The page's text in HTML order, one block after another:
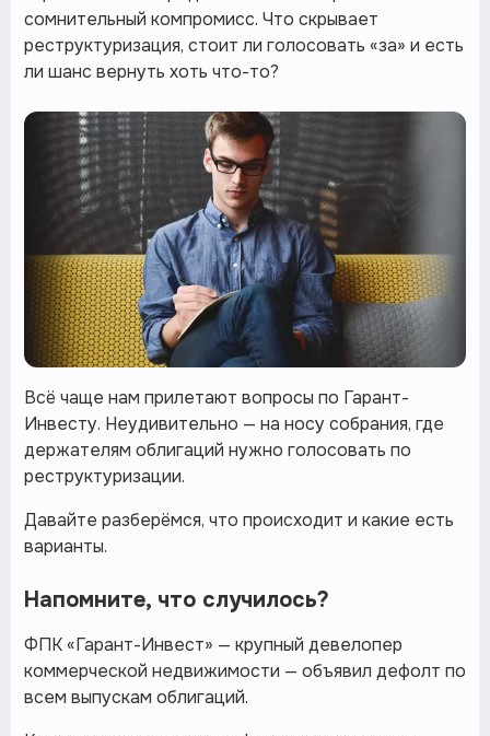
сомнительный компромисс. Что скрывает
реструктуризация, стоит ли голосовать «за» и есть
ли шанс вернуть хоть что-то?
Всё чаще нам прилетают вопросы по Гарант-
Инвесту. Неудивительно — на носу собрания, где
держателям облигаций нужно голосовать по
реструктуризации.
Давайте разберёмся, что происходит и какие есть
варианты.
Напомните, что случилось?
ФПК «Гарант-Инвест» — крупный девелопер
коммерческой недвижимости — объявил дефолт по
всем выпускам облигаций.